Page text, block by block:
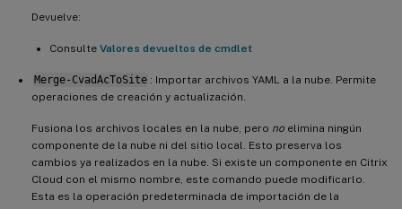
Devuelve:
Consulte Valores devueltos de cmdlet
Merge-CvadAcToSite : Importar archivos YAML a la nube. Permite
operaciones de creación y actualización.
Fusiona los archivos locales en la nube, pero no elimina ningún
componente de la nube ni del sitio local. Esto preserva los
cambios ya realizados en la nube. Si existe un componente en Citrix
Cloud con el mismo nombre, este comando puede modificarlo.
Esta es la operación predeterminada de importación de la